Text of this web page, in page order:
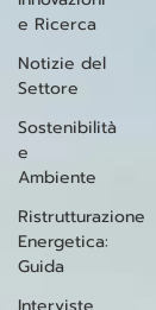
e Ricerca
Notizie del
Settore
Sostenibilità
e
Ambiente
Ristrutturazione
Energetica:
Guida